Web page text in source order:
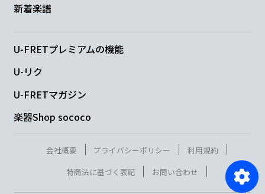
新着楽譜
U-FRETプレミアムの機能
U-リク
U-FRETマガジン
楽器Shop sococo
会社概要 プライバシーポリシー
利用規約
特商法に基づく表記
お問い合わせ